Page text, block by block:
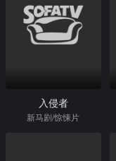
入侵者
新马剧/惊悚片